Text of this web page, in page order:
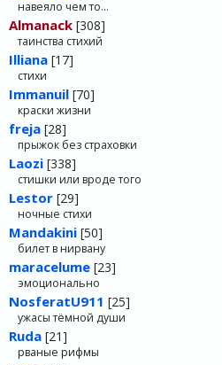
навеяло чем то…
Almanack [308]
таинства стихий
Illiana [17]
стихи
Immanuil [70]
краски жизни
freja [28]
прыжок без страховки
Laozi [338]
стишки или вроде того
Lestor [29]
ночные стихи
Mandakini [50]
билет в нирвану
maracelume [23]
эмоционально
NosferatU911 [25]
ужасы тёмной души
Ruda [21]
рваные рифмы